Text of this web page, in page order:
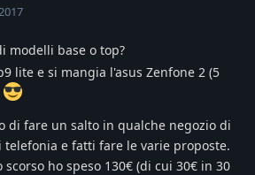
modelli base o top?
lite e si mangia l'asus Zenfone 2 (5
di fare un salto in qualche negozio di
e fatti fare le varie proposte.
ho speso 130€ (di cui 30€ in 30